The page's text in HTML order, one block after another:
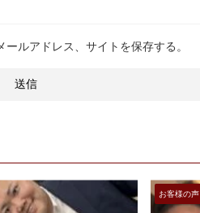
ルアドレス、サイトを保存する。
お客様の声